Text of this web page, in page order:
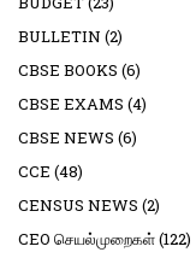
BULLETIN (2)
CBSE BOOKS (6)
CBSE EXAMS (4)
CBSE NEWS (6)
CCE (48)
CENSUS NEWS (2)
CEO செயல்முறைகள்(122)